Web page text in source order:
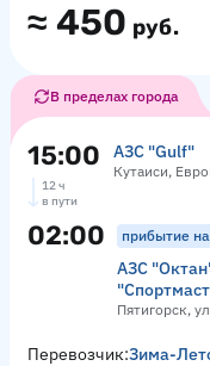
≈ 450 руб.
В пределах города
15:00 АЗС "Gulf"
Кутаиси,
12 ч
в пути
02:00 прибытие
АЗС
Пятигорск,
Перевозчик:Зима-